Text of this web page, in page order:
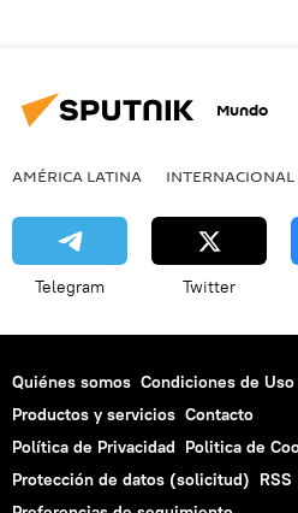
Mundo
AMÉRICA LATINA INTERNACIONAL
Telegram Twitter
Quiénes somos Condiciones de Uso
Productos y servicios Contacto
Política de Privacidad Politica de
Protección de datos (solicitud) RSS